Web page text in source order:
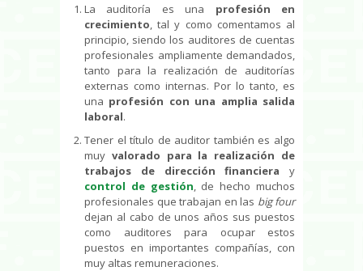
La auditoría es una profesión en
crecimiento, tal y como comentamos al
principio, siendo los auditores de cuentas
profesionales ampliamente demandados,
tanto para la realización de auditorías
externas como internas. Por lo tanto, es
una profesión con una amplia salida
laboral.
Tener el título de auditor también es algo
muy valorado para la realización de
trabajos de dirección financiera y
control de gestión, de hecho muchos
profesionales que trabajan en las big four
dejan al cabo de unos años sus puestos
como auditores para ocupar estos
puestos en importantes compañías, con
muy altas remuneraciones.